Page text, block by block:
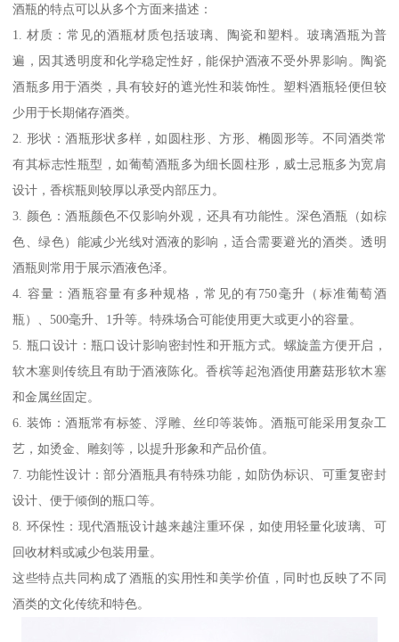
酒瓶的特点可以从多个方面来描述：
1. 材质：常见的酒瓶材质包括玻璃、陶瓷和塑料。玻璃酒瓶为普
遍，因其透明度和化学稳定性好，能保护酒液不受外界影响。陶瓷
酒瓶多用于酒类，具有较好的遮光性和装饰性。塑料酒瓶轻便但较
少用于长期储存酒类。
2. 形状：酒瓶形状多样，如圆柱形、方形、椭圆形等。不同酒类常
有其标志性瓶型，如葡萄酒瓶多为细长圆柱形，威士忌瓶多为宽肩
设计，香槟瓶则较厚以承受内部压力。
3. 颜色：酒瓶颜色不仅影响外观，还具有功能性。深色酒瓶（如棕
色、绿色）能减少光线对酒液的影响，适合需要避光的酒类。透明
酒瓶则常用于展示酒液色泽。
4. 容量：酒瓶容量有多种规格，常见的有750毫升（标准葡萄酒
瓶）、500毫升、1升等。特殊场合可能使用更大或更小的容量。
5. 瓶口设计：瓶口设计影响密封性和开瓶方式。螺旋盖方便开启，
软木塞则传统且有助于酒液陈化。香槟等起泡酒使用蘑菇形软木塞
和金属丝固定。
6. 装饰：酒瓶常有标签、浮雕、丝印等装饰。酒瓶可能采用复杂工
艺，如烫金、雕刻等，以提升形象和产品价值。
7. 功能性设计：部分酒瓶具有特殊功能，如防伪标识、可重复密封
设计、便于倾倒的瓶口等。
8. 环保性：现代酒瓶设计越来越注重环保，如使用轻量化玻璃、可
回收材料或减少包装用量。
这些特点共同构成了酒瓶的实用性和美学价值，同时也反映了不同
酒类的文化传统和特色。